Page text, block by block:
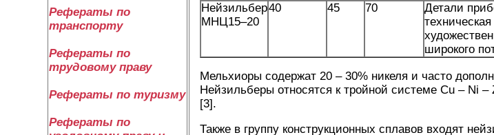
Рефераты по
транспорту
Рефераты по
трудовому праву
Рефераты по туризму
Рефераты по
Нейзильбер
МНЦ15–20
40 45 70
Детали
широкого
Мельхиоры содержат 20 – 30% никеля и часто
Нейзильберы относятся к тройной системе Cu – Ni
[3].
Также в группу конструкционных сплавов входят